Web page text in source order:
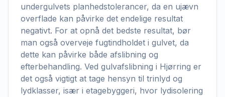
undergulvets planhedstolerancer, da en ujævn
overflade kan påvirke det endelige resultat
negativt. For at opnå det bedste resultat, bør
man også overveje fugtindholdet i gulvet, da
dette kan påvirke både afslibning og
efterbehandling. Ved gulvafslibning i Hjørring er
det også vigtigt at tage hensyn til trinlyd og
lydklasser, især i etagebyggeri, hvor lydisolering